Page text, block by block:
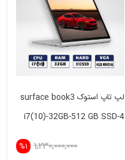
لپ تاپ استوک surface book3
i7(10)-32GB-512 GB SSD-4
%1 1,230,000,000